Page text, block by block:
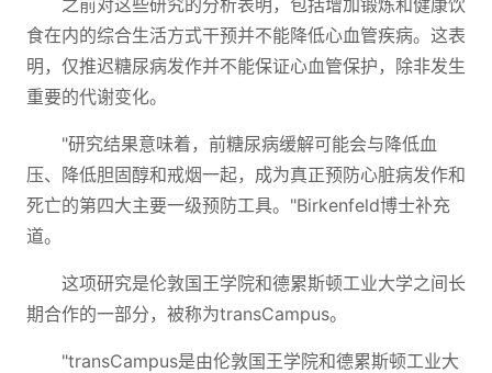
之前对这些研究的分析表明，包括增加锻炼和健康饮
食在内的综合生活方式干预并不能降低心血管疾病。这表
明，仅推迟糖尿病发作并不能保证心血管保护，除非发生
重要的代谢变化。
"研究结果意味着，前糖尿病缓解可能会与降低血
压、降低胆固醇和戒烟一起，成为真正预防心脏病发作和
死亡的第四大主要一级预防工具。"Birkenfeld博士补充
道。
这项研究是伦敦国王学院和德累斯顿工业大学之间长
期合作的一部分，被称为transCampus。
"transCampus是由伦敦国王学院和德累斯顿工业大